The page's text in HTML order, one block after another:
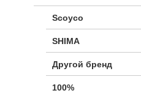
Scoyco
SHIMA
Другой бренд
100%